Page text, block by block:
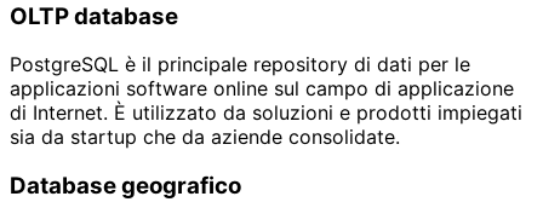
OLTP database
PostgreSQL è il principale repository di dati per le
applicazioni software online sul campo di applicazione
di Internet. È utilizzato da soluzioni e prodotti impiegati
sia da startup che da aziende consolidate.
Database geografico